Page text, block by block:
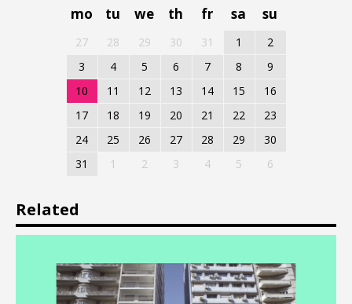
mo
tu we th fr sa su
27 28 29 30 31 1
2
3
4 5 6 7 8
9
10
11 12 13 14 15
16
17
18 19 20 21 22
23
24
25 26 27 28 29
30
31
1 2 3 4 5 6
Related